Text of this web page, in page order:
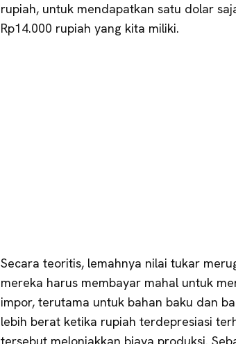
rupiah, untuk mendapatkan satu dolar
Rp14.000 rupiah yang kita miliki.
Secara teoritis, lemahnya nilai tukar
mereka harus membayar mahal untuk
impor, terutama untuk bahan baku dan
lebih berat ketika rupiah terdepresiasi